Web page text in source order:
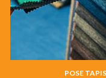
POSE